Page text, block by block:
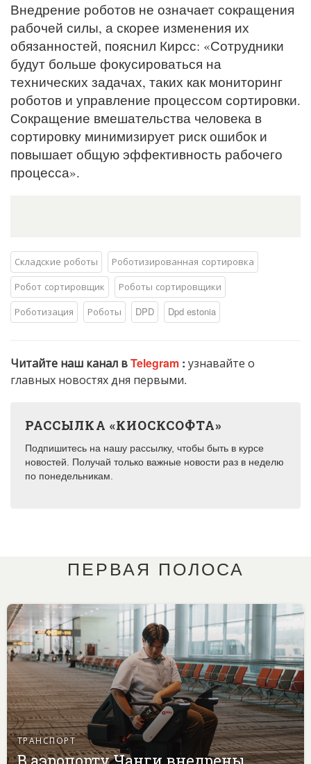
Внедрение роботов не означает сокращения
рабочей силы, а скорее изменения их
обязанностей, пояснил Кирсс: «Сотрудники
будут больше фокусироваться на
технических задачах, таких как мониторинг
роботов и управление процессом сортировки.
Сокращение вмешательства человека в
сортировку минимизирует риск ошибок и
повышает общую эффективность рабочего
процесса».
Складские роботы
Роботизированная сортировка
Робот сортировщик
Роботы сортировщики
Роботизация
Роботы DPD Dpd estonia
Читайте наш канал вTelegram : узнавайте о
главных новостях дня первыми.
РАССЫЛКА «КИОСКСОФТА»
Подпишитесь на нашу рассылку, чтобы быть в курсе
новостей. Получай только важные новости раз в неделю
по понедельникам.
ПЕРВАЯ ПОЛОСА
ТРАНСПОРТ